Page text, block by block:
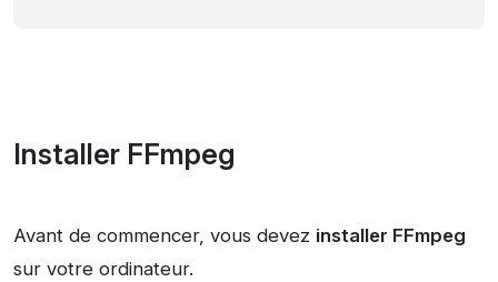
Installer FFmpeg
Avant de commencer, vous devez installer FFmpeg
sur votre ordinateur.